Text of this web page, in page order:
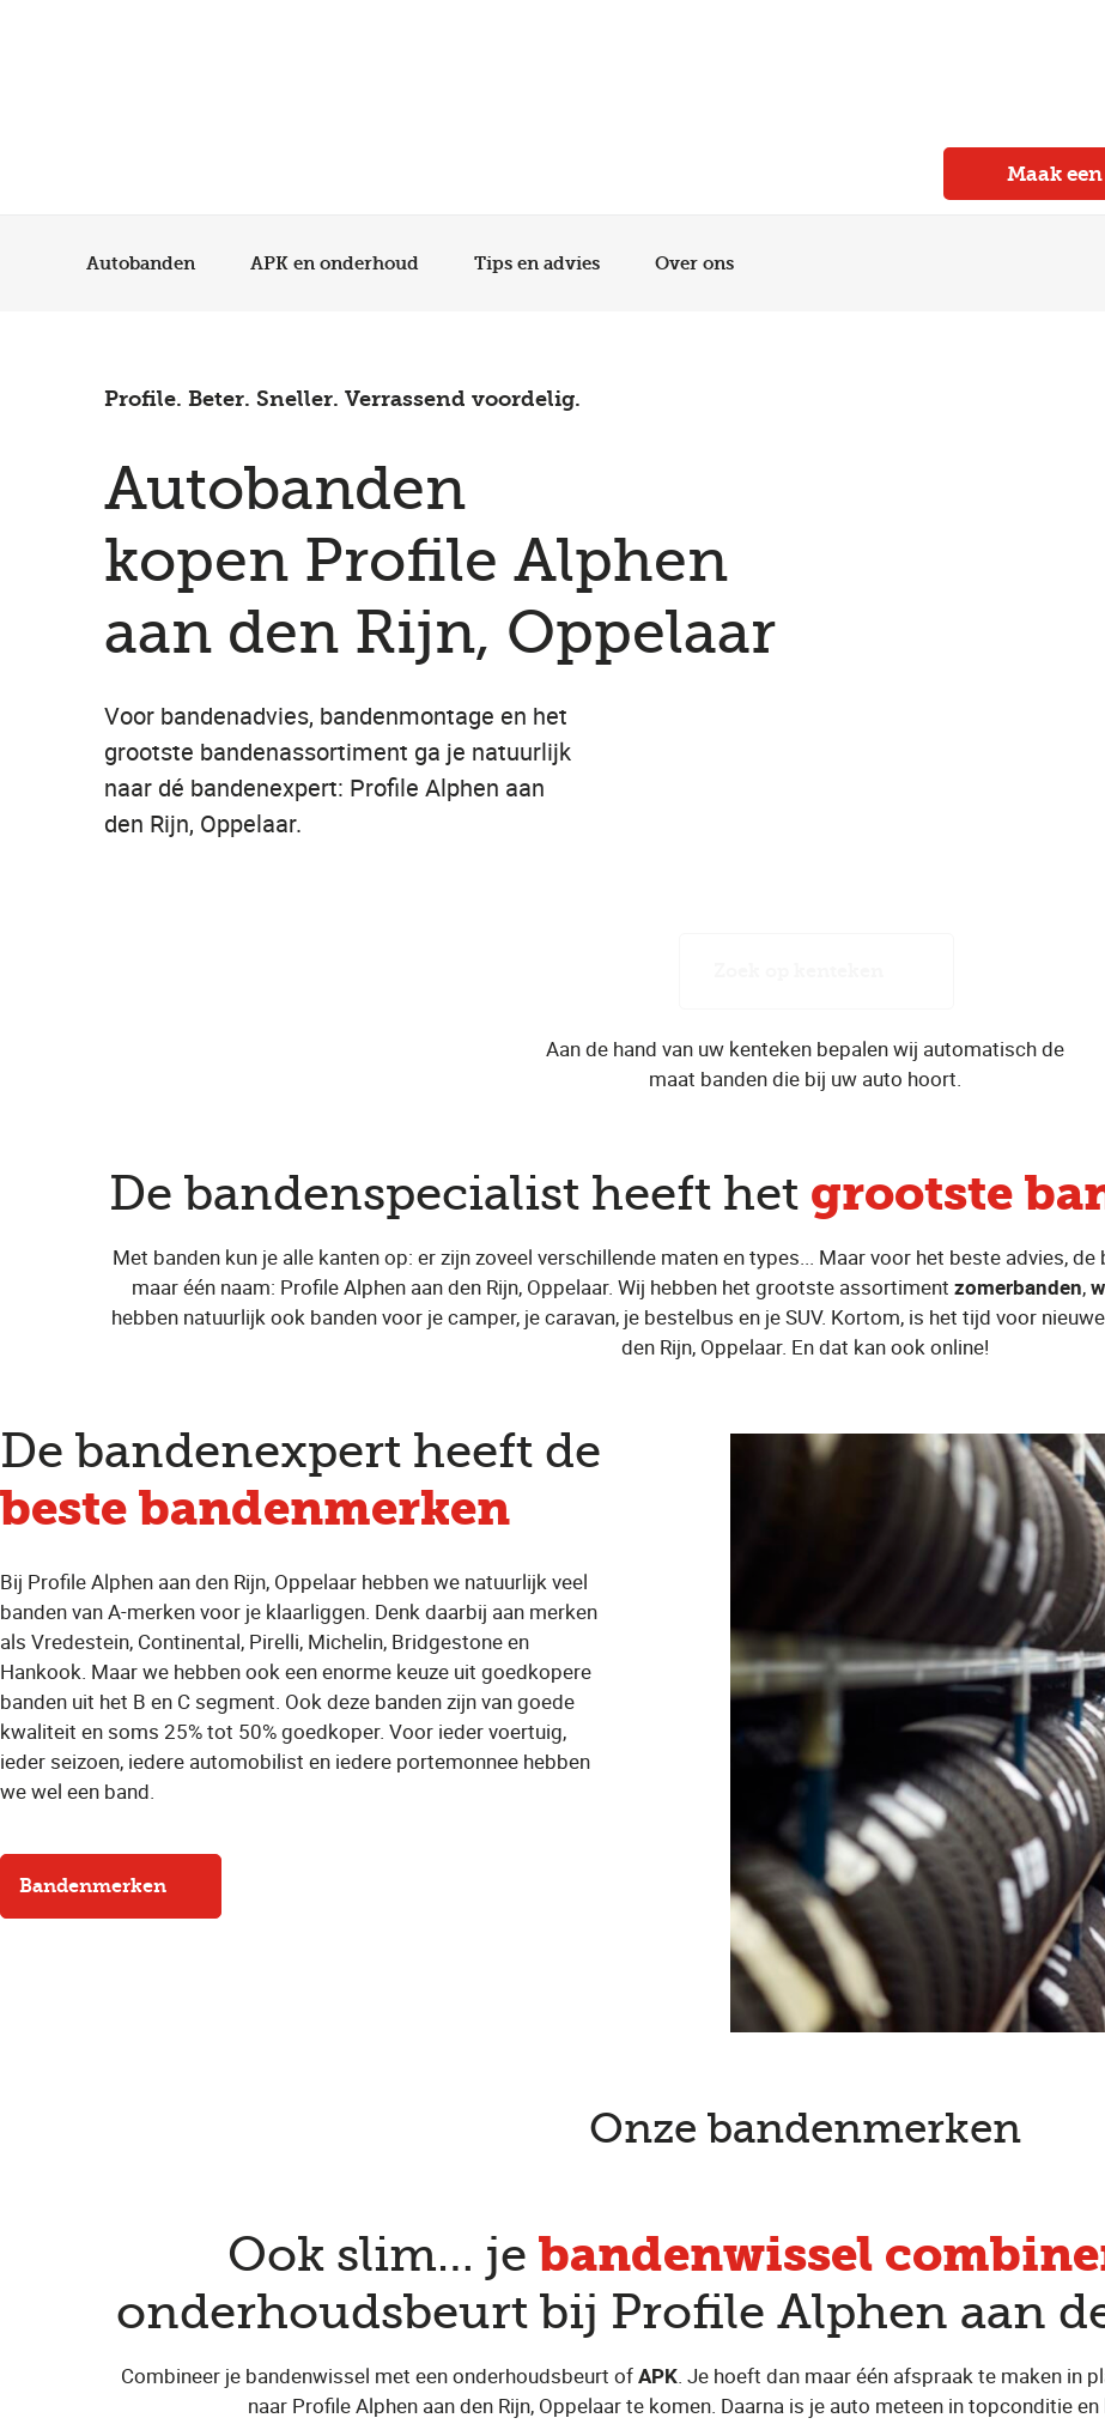
Maak
Autobanden APK en onderhoud Tips en advies Over ons
Profile. Beter. Sneller. Verrassend voordelig.
Autobanden
kopen Profile Alphen
aan den Rijn, Oppelaar
Voor bandenadvies, bandenmontage en het
grootste bandenassortiment ga je natuurlijk
naar dé bandenexpert: Profile Alphen aan
den Rijn, Oppelaar.
Aan de hand van uw kenteken bepalen wij automatisch de
maat banden die bij uw auto hoort.
De bandenspecialist heeft het grootste
Met banden kun je alle kanten op: er zijn zoveel verschillende maten en types... Maar voor het beste advies,
maar één naam: Profile Alphen aan den Rijn, Oppelaar. Wij hebben het grootste assortiment zomerbanden,
hebben natuurlijk ook banden voor je camper, je caravan, je bestelbus en je SUV. Kortom, is het tijd voor
den Rijn, Oppelaar. En dat kan ook online!
De bandenexpert heeft de
beste bandenmerken
Bij Profile Alphen aan den Rijn, Oppelaar hebben we natuurlijk veel
banden van A-merken voor je klaarliggen. Denk daarbij aan merken
als Vredestein, Continental, Pirelli, Michelin, Bridgestone en
Hankook. Maar we hebben ook een enorme keuze uit goedkopere
banden uit het B en C segment. Ook deze banden zijn van goede
kwaliteit en soms 25% tot 50% goedkoper. Voor ieder voertuig,
ieder seizoen, iedere automobilist en iedere portemonnee hebben
we wel een band.
Bandenmerken
Onze bandenmerken
Ook slim… je bandenwissel
onderhoudsbeurt bij Profile Alphen aan
Combineer je bandenwissel met een onderhoudsbeurt ofAPK. Je hoeft dan maar één afspraak te maken in
naar Profile Alphen aan den Rijn, Oppelaar te komen. Daarna is je auto meteen in topconditie